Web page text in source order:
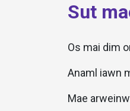
Sut
Os mai dim
Anaml iawn
Mae